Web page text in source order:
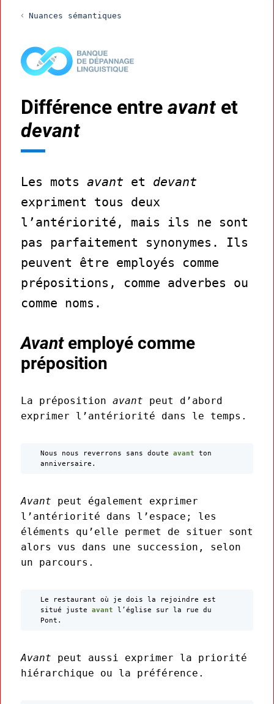
Nuances sémantiques
Différence entre avant et
devant
Les mots avant et devant
expriment tous deux
l’antériorité, mais ils ne sont
pas parfaitement synonymes. Ils
peuvent être employés comme
prépositions, comme adverbes ou
comme noms.
Avantemployé comme
préposition
La préposition avant peut d’abord
exprimer l’antériorité dans le temps.
Nous nous reverrons sans doute avant ton
anniversaire.
Avant peut également exprimer
l’antériorité dans l’espace; les
éléments qu’elle permet de situer sont
alors vus dans une succession, selon
un parcours.
Le restaurant où je dois la rejoindre est
situé juste avant l’église sur la rue du
Pont.
Avant peut aussi exprimer la priorité
hiérarchique ou la préférence.